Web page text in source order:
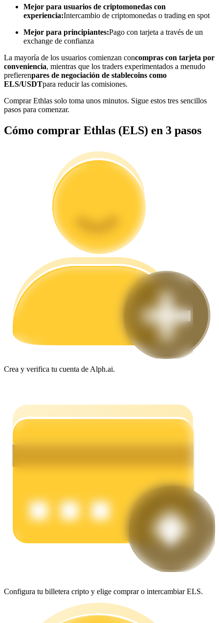
Información
Análisis de big data que incluye información comercial, etc.
Guía de inicio de futuros
Aprenda cómo mantenerse rentable
Earn
Gana recompensas competitivas diariamente
Mejor para usuarios de criptomonedas con
experiencia:Intercambio de criptomonedas o trading en spot
Mejor para principiantes:Pago con tarjeta a través de un
exchange de confianza
La mayoría de los usuarios comienzan concompras con tarjeta por
conveniencia, mientras que los traders experimentados a menudo
prefierenpares de negociación de stablecoins como
ELS/USDTpara reducir las comisiones.
Comprar Ethlas solo toma unos minutos. Sigue estos tres sencillos
pasos para comenzar.
Cómo comprar Ethlas (ELS) en 3 pasos
Crea y verifica tu cuenta de Alph.ai.
Configura tu billetera cripto y elige comprar o intercambiar ELS.